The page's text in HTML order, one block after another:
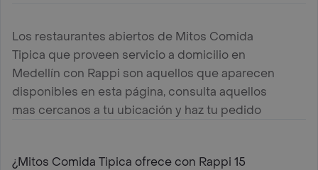
Los restaurantes abiertos de Mitos Comida
Tipica que proveen servicio a domicilio en
Medellín con Rappi son aquellos que aparecen
disponibles en esta página, consulta aquellos
mas cercanos a tu ubicación y haz tu pedido
¿Mitos Comida Tipica ofrece con Rappi 15